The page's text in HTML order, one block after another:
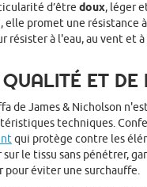
d’être doux, léger
elle promet une résistance
résister à l'eau, au vent
ET
de James & Nicholson
techniques.
qui protège contre les
le tissu sans pénétrer,
pour éviter une surchauffe.